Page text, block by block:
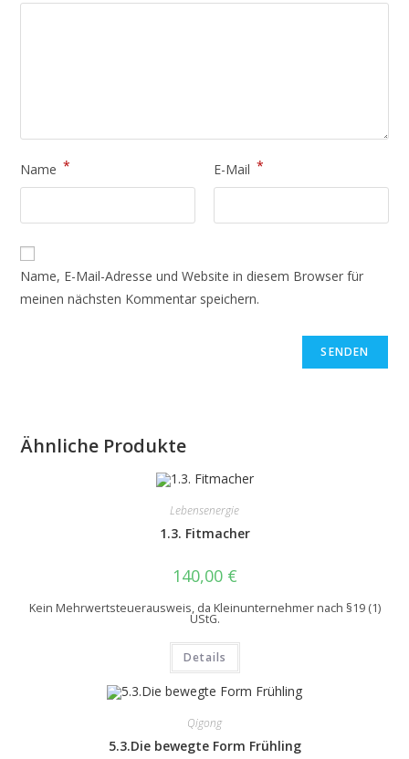
Name * E-Mail *
Name, E-Mail-Adresse und Website in diesem Browser für
meinen nächsten Kommentar speichern.
Ähnliche Produkte
Lebensenergie
1.3. Fitmacher
140,00 €
Kein Mehrwertsteuerausweis, da Kleinunternehmer nach §19 (1)
UStG.
Details
Qigong
5.3.Die bewegte Form Frühling